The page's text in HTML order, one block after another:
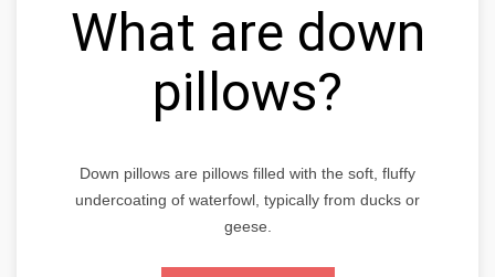
What are down
pillows?
Down pillows are pillows filled with the soft, fluffy
undercoating of waterfowl, typically from ducks or
geese.